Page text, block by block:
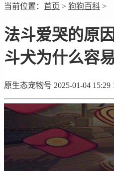
当前位置： 首页 > 狗狗百科 >
法斗爱哭的原
斗犬为什么容
原生态宠物号 2025-01-04 15:29